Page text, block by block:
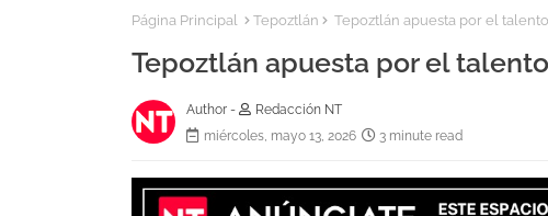
Página Principal Tepoztlán Tepoztlán apuesta por el
Tepoztlán apuesta por el
Author -
Redacción NT
miércoles, mayo 13, 2026
3 minute read